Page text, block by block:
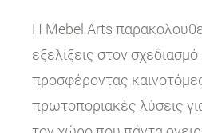
Η Mebel Arts
εξελίξεις στον σχεδιασμό
προσφέροντας
πρωτοποριακές λύσεις